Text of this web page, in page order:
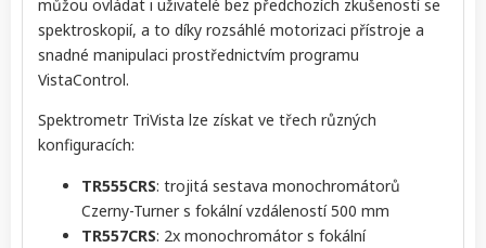
můžou ovládat i uživatelé bez předchozích zkušeností se
spektroskopií, a to díky rozsáhlé motorizaci přístroje a
snadné manipulaci prostřednictvím programu
VistaControl.
Spektrometr TriVista lze získat ve třech různých
konfiguracích:
TR555CRS: trojitá sestava monochromátorů
Czerny-Turner s fokální vzdáleností 500 mm
TR557CRS: 2x monochromátor s fokální